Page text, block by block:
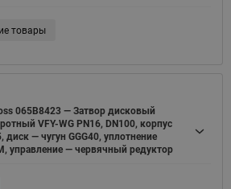
товары
065B8423 — Затвор дисковый
VFY-WG PN16, DN100, корпус
диск — чугун GGG40, уплотнение
управление — червячный редуктор